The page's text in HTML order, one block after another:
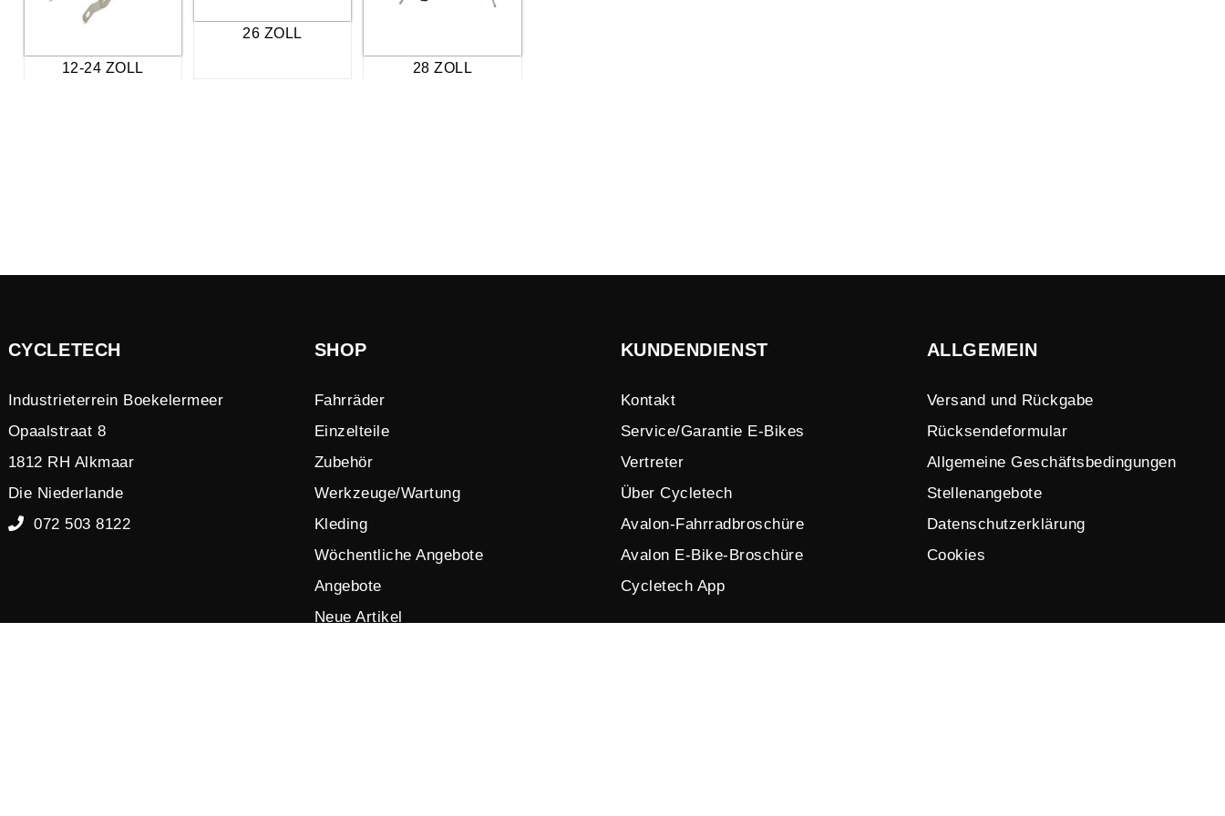
12-24 ZOLL
26 ZOLL
28 ZOLL
CYCLETECH
Industrieterrein Boekelermeer
Opaalstraat 8
1812 RH Alkmaar
Die Niederlande
072 503 8122
SHOP
Fahrräder
Einzelteile
Zubehör
Werkzeuge/Wartung
Kleding
Wöchentliche Angebote
Angebote
Neue Artikel
KUNDENDIENST
Kontakt
Service/Garantie E-Bikes
Vertreter
Über Cycletech
Avalon-Fahrradbroschüre
Avalon E-Bike-Broschüre
Cycletech App
ALLGEMEIN
Versand und Rückgabe
Rücksendeformular
Allgemeine Geschäftsbedingungen
Stellenangebote
Datenschutzerklärung
Cookies